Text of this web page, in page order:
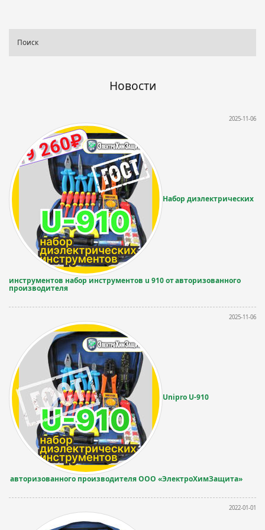
Новости
2025-11-06
Набор диэлектрических
инструментов набор инструментов u 910 от авторизованного
производителя
2025-11-06
Unipro U-910
авторизованного производителя ООО «ЭлектроХимЗащита»
2022-01-01